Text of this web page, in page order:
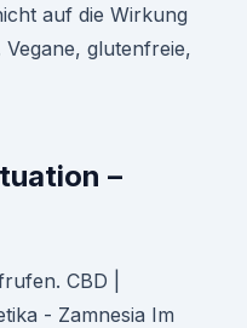
auf die Wirkung
glutenfreie,
–
CBD |
- Zamnesia Im